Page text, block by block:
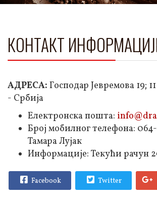
КОНТАКТ
АДРЕСА: Господар Јевремова 19;
- Србија
Електронска пошта:
Број мобилног телефона: 064-
Тамара Лујак
Информације: Текући рачун
Facebook Twitter